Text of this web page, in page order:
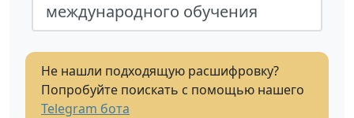
международного обучения
Не нашли подходящую расшифровку?
Попробуйте поискать с помощью нашего
Telegram бота